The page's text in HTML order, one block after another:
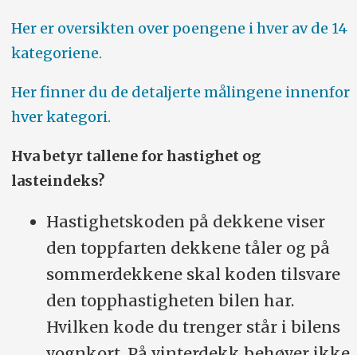
Her er oversikten over poengene i hver av de 14
kategoriene.
Her finner du de detaljerte målingene innenfor
hver kategori.
Hva betyr tallene for hastighet og
lasteindeks?
Hastighetskoden på dekkene viser
den toppfarten dekkene tåler og på
sommerdekkene skal koden tilsvare
den topphastigheten bilen har.
Hvilken kode du trenger står i bilens